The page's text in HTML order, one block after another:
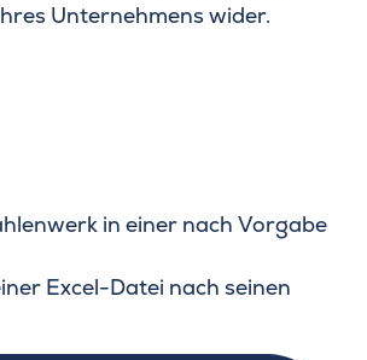
Unternehmens wider.
in einer nach Vorgabe
Excel-Datei nach seinen